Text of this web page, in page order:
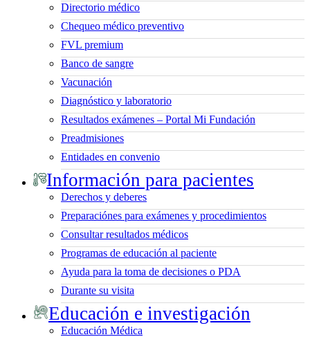
Directorio médico
Chequeo médico preventivo
FVL premium
Banco de sangre
Vacunación
Diagnóstico y laboratorio
Resultados exámenes – Portal Mi Fundación
Preadmisiones
Entidades en convenio
Información para pacientes
Derechos y deberes
Preparaciónes para exámenes y procedimientos
Consultar resultados médicos
Programas de educación al paciente
Ayuda para la toma de decisiones o PDA
Durante su visita
Educación e investigación
Educación Médica